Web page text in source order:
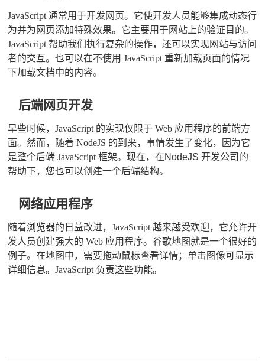
JavaScript 通常用于开发网页。它使开发人员能够集成动态行
为并为网页添加特殊效果。它主要用于网站上的验证目的。
JavaScript 帮助我们执行复杂的操作，还可以实现网站与访问
者的交互。也可以在不使用 JavaScript 重新加载页面的情况
下加载文档中的内容。
后端网页开发
早些时候，JavaScript 的实现仅限于 Web 应用程序的前端方
面。然而，随着 NodeJS 的到来，事情发生了变化，因为它
是整个后端 JavaScript 框架。现在，在NodeJS 开发公司的
帮助下，您也可以创建一个后端结构。
网络应用程序
随着浏览器的日益改进，JavaScript 越来越受欢迎，它允许开
发人员创建强大的 Web 应用程序。谷歌地图就是一个很好的
例子。在地图中，需要拖动鼠标查看详情；单击图像可显示
详细信息。JavaScript 负责这些功能。